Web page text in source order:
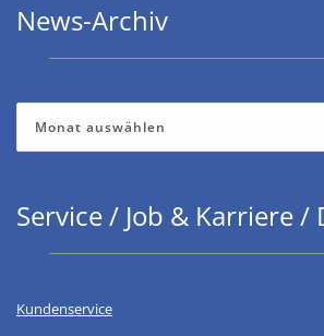
News-Archiv
Archiv
Service / Job & Karriere /
Kundenservice